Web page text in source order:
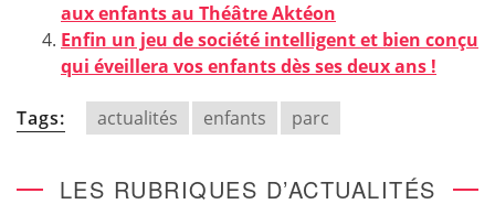
aux enfants au Théâtre Aktéon
Enfin un jeu de société intelligent et bien conçu
qui éveillera vos enfants dès ses deux ans !
Tags: actualités enfants parc
LES RUBRIQUES D’ACTUALITÉS